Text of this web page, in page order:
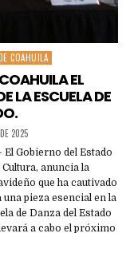
COAHUILA
EL
LA ESCUELA DE
2025
El Gobierno del Estado
anuncia la
que ha cautivado
pieza esencial en la
de Danza del Estado
a cabo el próximo